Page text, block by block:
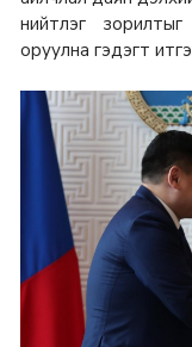
нийтлэг
оруулна гэдэгт